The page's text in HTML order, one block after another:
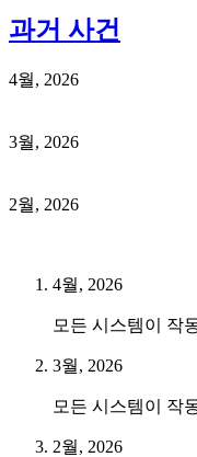
과거 사건
4월, 2026
3월, 2026
2월, 2026
4월, 2026
모든 시스템이 작
3월, 2026
모든 시스템이 작
2월, 2026